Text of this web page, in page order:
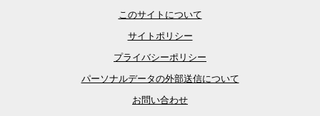
このサイトについて
サイトポリシー
プライバシーポリシー
パーソナルデータの外部送信について
お問い合わせ